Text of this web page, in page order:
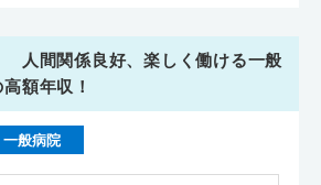
人間関係良好、楽しく働ける一般
額年収！
一般病院